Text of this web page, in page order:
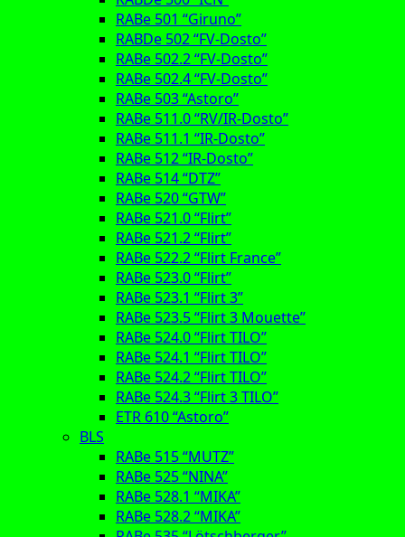
RABe 501 “Giruno”
RABDe 502 “FV-Dosto”
RABe 502.2 “FV-Dosto”
RABe 502.4 “FV-Dosto”
RABe 503 “Astoro”
RABe 511.0 “RV/IR-Dosto”
RABe 511.1 “IR-Dosto”
RABe 512 “IR-Dosto”
RABe 514 “DTZ”
RABe 520 “GTW”
RABe 521.0 “Flirt”
RABe 521.2 “Flirt”
RABe 522.2 “Flirt France”
RABe 523.0 “Flirt”
RABe 523.1 “Flirt 3”
RABe 523.5 “Flirt 3 Mouette”
RABe 524.0 “Flirt TILO”
RABe 524.1 “Flirt TILO”
RABe 524.2 “Flirt TILO”
RABe 524.3 “Flirt 3 TILO”
ETR 610 “Astoro”
BLS
RABe 515 “MUTZ”
RABe 525 “NINA”
RABe 528.1 “MIKA”
RABe 528.2 “MIKA”